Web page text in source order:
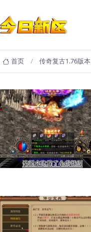
首页 传奇复古1.76版本